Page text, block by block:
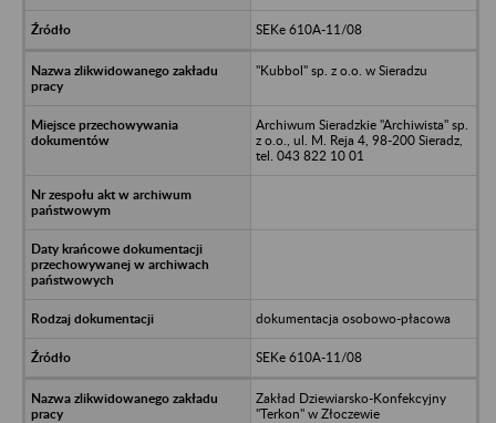
SEKe 610A-11/08
"Kubbol" sp. z o.o. w Sieradzu
Archiwum Sieradzkie "Archiwista" sp.
z o.o., ul. M. Reja 4, 98-200 Sieradz,
tel. 043 822 10 01
dokumentacja osobowo-płacowa
SEKe 610A-11/08
Zakład Dziewiarsko-Konfekcyjny
"Terkon" w Złoczewie